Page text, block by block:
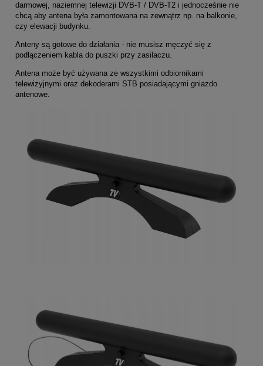
darmowej, naziemnej telewizji DVB-T / DVB-T2 i jednocześnie nie
chcą aby antena była zamontowana na zewnątrz np. na balkonie,
czy elewacji budynku.
Anteny są gotowe do działania - nie musisz męczyć się z
podłączeniem kabla do puszki przy zasilaczu.
Antena może być używana ze wszystkimi odbiornikami
telewizyjnymi oraz dekoderami STB posiadającymi gniazdo
antenowe.